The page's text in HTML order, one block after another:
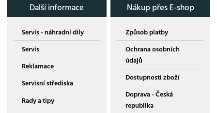
Další informace
Servis - náhradní díly
Servis
Reklamace
Servisní střediska
Rady a tipy
Nákup přes E-shop
Způsob platby
Ochrana osobních
údajů
Dostupnosti zboží
Doprava - Česká
republika